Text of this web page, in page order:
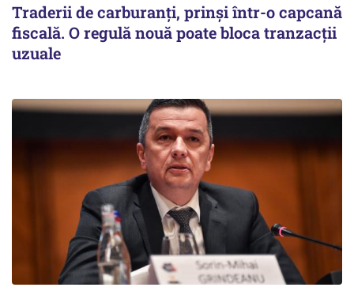
Traderii de carburanți, prinși într-o capcană
fiscală. O regulă nouă poate bloca tranzacții
uzuale